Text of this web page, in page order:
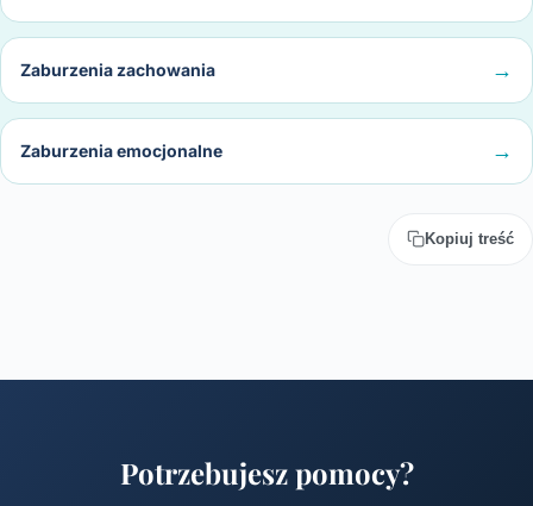
Zaburzenia zachowania
Zaburzenia emocjonalne
Kopiuj treść
Potrzebujesz pomocy?